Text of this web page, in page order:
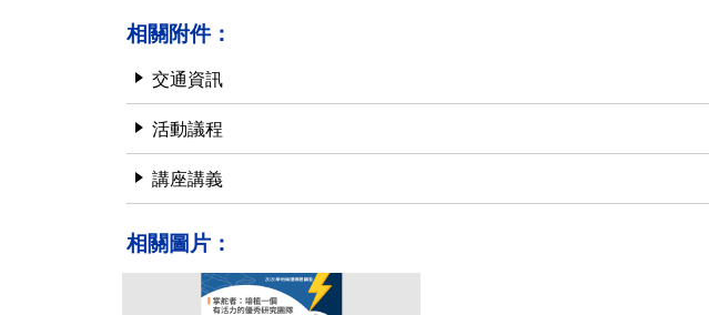
相關附件：
交通資訊
活動議程
講座講義
相關圖片：